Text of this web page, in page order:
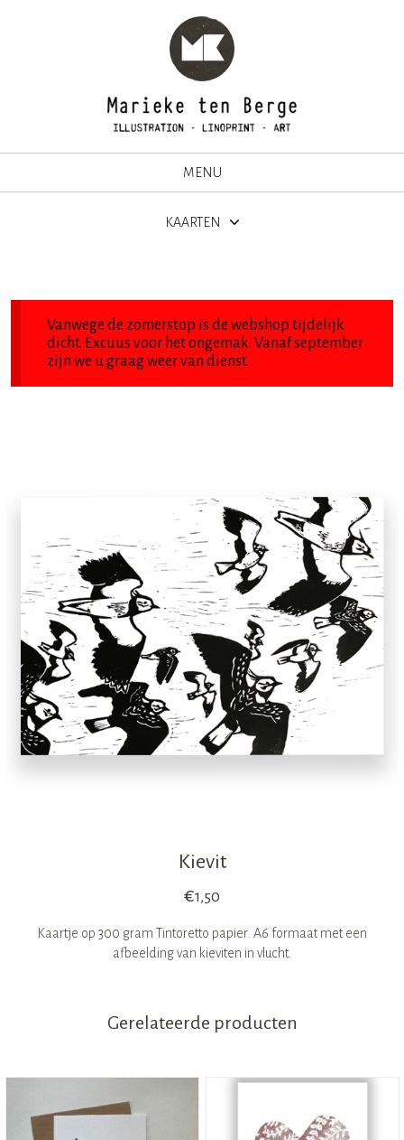
MENU
KAARTEN
Vanwege de zomerstop is de webshop tijdelijk
dicht. Excuus voor het ongemak. Vanaf september
zijn we u graag weer van dienst.
Kievit
€1,50
Kaartje op 300 gram Tintoretto papier. A6 formaat met een
afbeelding van kieviten in vlucht.
Gerelateerde producten